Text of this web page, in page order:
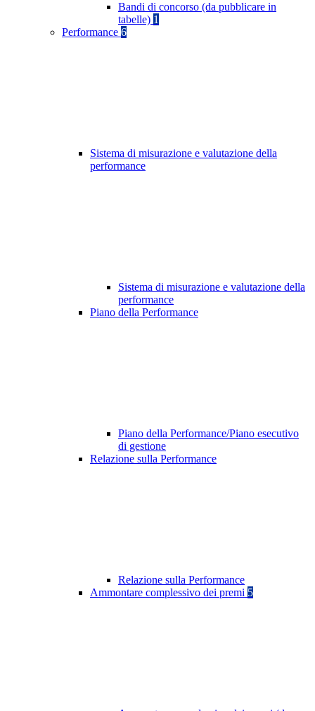
Bandi di concorso (da pubblicare in
tabelle) 1
Performance 6
Sistema di misurazione e valutazione della
performance
Sistema di misurazione e valutazione della
performance
Piano della Performance
Piano della Performance/Piano esecutivo
di gestione
Relazione sulla Performance
Relazione sulla Performance
Ammontare complessivo dei premi 5